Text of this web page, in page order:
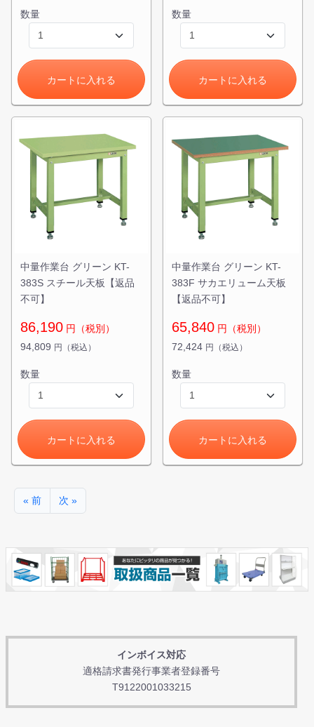
インボイス対応
適格請求書発行事業者登録番号
T9122001033215
数量
カートに入れる
数量
カートに入れる
中量作業台 グリーン KT-
383S スチール天板【返品
不可】
86,190 円（税別）
94,809 円（税込）
数量
カートに入れる
中量作業台 グリーン KT-
383F サカエリューム天板
【返品不可】
65,840 円（税別）
72,424 円（税込）
数量
カートに入れる
« 前 次 »
カートに追加しました。
スチールラック3台以上の場合、見積書にてお値引き保証い
1台でも大量導入でも無料お見積・ご注文を受け付けており
ます(安心保証付き)
カートへ進む